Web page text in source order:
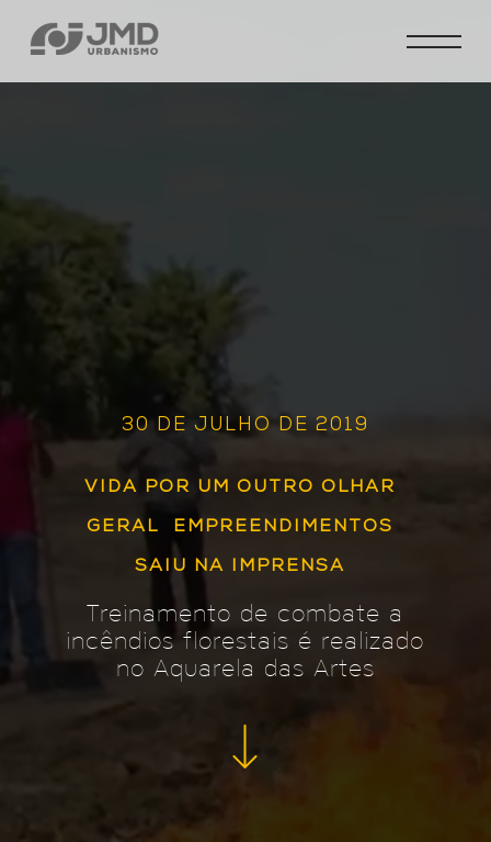
30 DE JULHO DE 2019
VIDA POR UM OUTRO OLHAR
GERAL EMPREENDIMENTOS
SAIU NA IMPRENSA
Treinamento de combate a
incêndios florestais é realizado
no Aquarela das Artes